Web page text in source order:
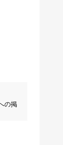
の掲